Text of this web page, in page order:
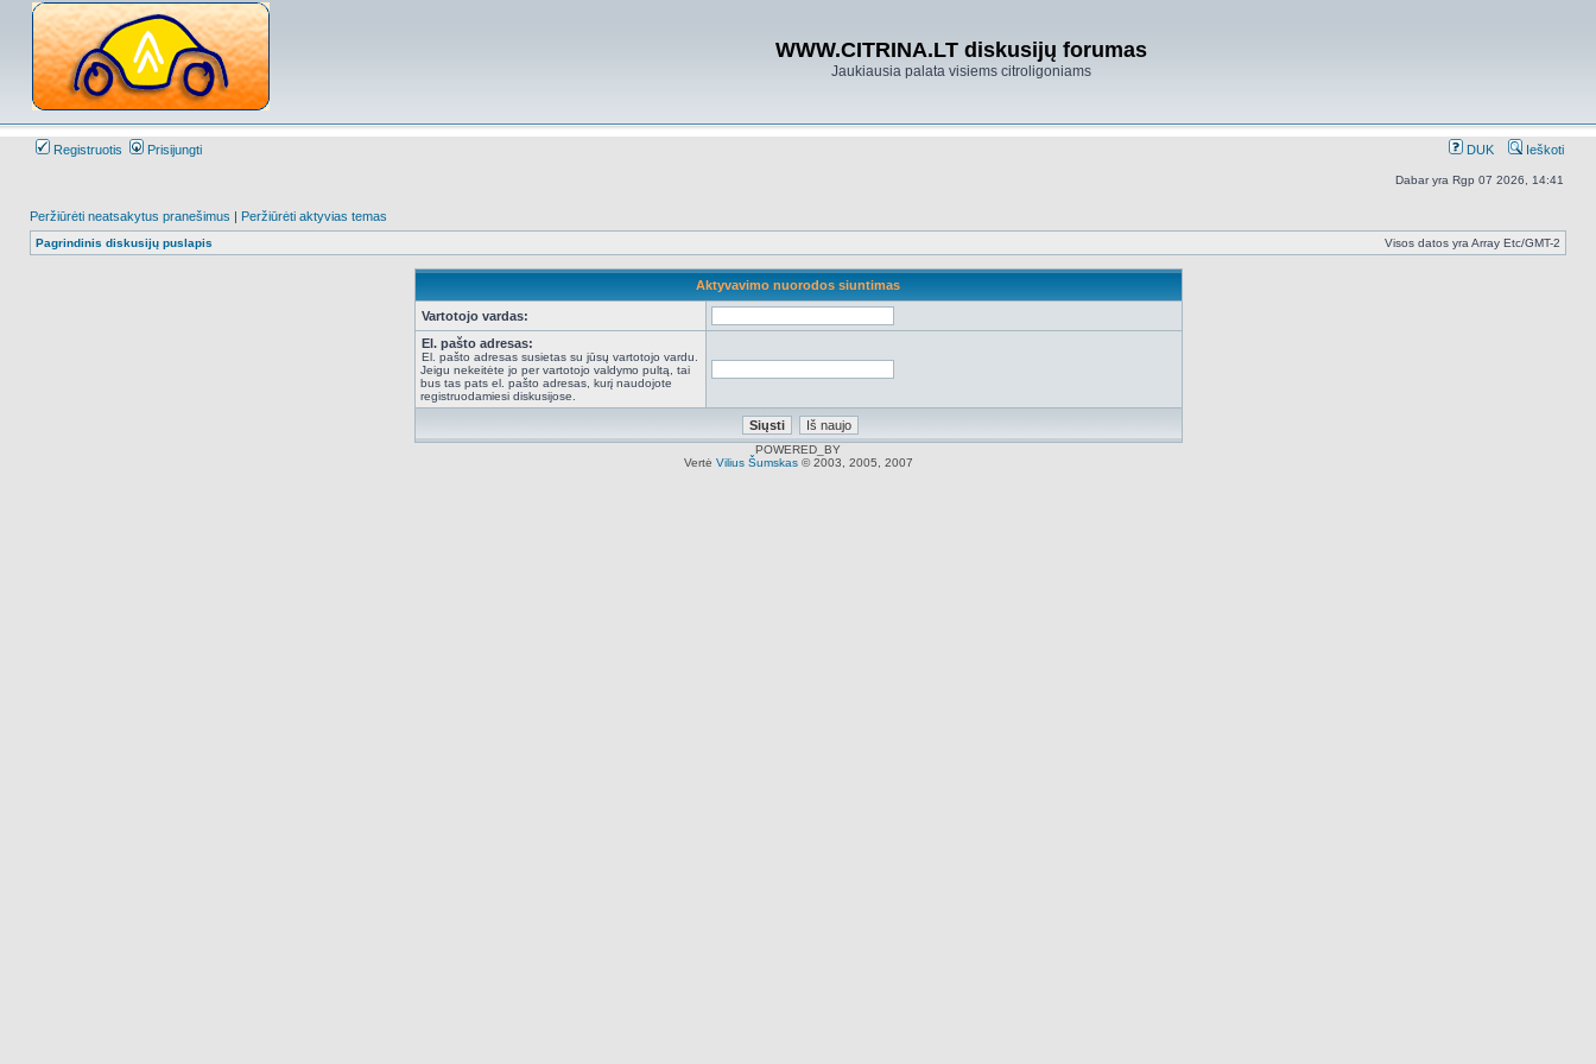
WWW.CITRINA.LT diskusijų forumas
Jaukiausia palata visiems citroligoniams
Registruotis Prisijungti DUK Ieškoti
Dabar yra Rgp 07 2026, 14:41
Peržiūrėti neatsakytus pranešimus | Peržiūrėti aktyvias temas
Pagrindinis diskusijų puslapis Visos datos yra Array Etc/GMT-2
Aktyvavimo nuorodos siuntimas
Vartotojo vardas:
El. pašto adresas:
El. pašto adresas susietas su jūsų vartotojo vardu.
Jeigu nekeitėte jo per vartotojo valdymo pultą, tai
bus tas pats el. pašto adresas, kurį naudojote
registruodamiesi diskusijose.
POWERED_BY
Vertė Vilius Šumskas© 2003, 2005, 2007